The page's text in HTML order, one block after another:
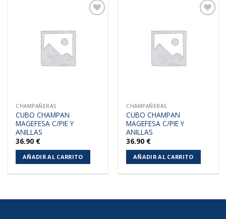
CHAMPAÑERAS
CUBO CHAMPAN
MAGEFESA C/PIE Y
ANILLAS
36.90 €
AÑADIR AL CARRITO
CHAMPAÑERAS
CUBO CHAMPAN
MAGEFESA C/PIE Y
ANILLAS
36.90 €
AÑADIR AL CARRITO